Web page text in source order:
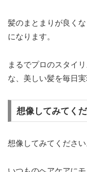
髪のまとまりが良く
になります。
まるでプロのスタイ
な、美しい髪を毎日実
想像してみてく
想像してみてください